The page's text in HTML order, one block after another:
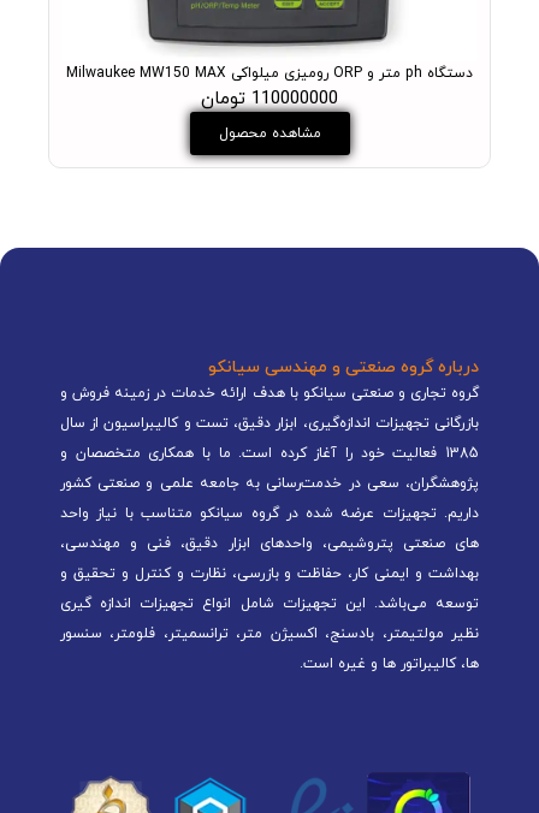
دستگاه ph متر و ORP رومیزی میلواکی Milwaukee MW150 MAX
110000000 تومان
مشاهده محصول
درباره گروه صنعتی و مهندسی سیانکو
گروه تجاری و صنعتی سیانکو با هدف ارائه خدمات در زمینه فروش و
بازرگانی تجهیزات اندازه‌گیری، ابزار دقیق، تست و کالیبراسیون از سال
1385 فعالیت خود را آغاز کرده است. ما با همکاری متخصصان و
پژوهشگران، سعی در خدمت‌رسانی به جامعه علمی و صنعتی کشور
داریم. تجهیزات عرضه شده در گروه سیانکو متناسب با نیاز واحد
های صنعتی پتروشیمی، واحدهای ابزار دقیق، فنی و مهندسی،
بهداشت و ایمنی کار، حفاظت و بازرسی، نظارت و کنترل و تحقیق و
توسعه می‌باشد. این تجهیزات شامل انواع تجهیزات اندازه گیری
نظیر مولتیمتر، بادسنج، اکسیژن متر، ترانسمیتر، فلومتر، سنسور
ها، کالیبراتور ها و غیره است.